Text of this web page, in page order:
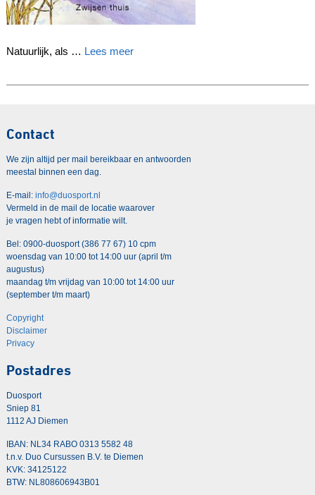
Natuurlijk, als … Lees meer
Contact
We zijn altijd per mail bereikbaar en antwoorden
meestal binnen een dag.
E-mail: info@duosport.nl
Vermeld in de mail de locatie waarover
je vragen hebt of informatie wilt.
Bel: 0900-duosport (386 77 67) 10 cpm
woensdag van 10:00 tot 14:00 uur (april t/m
augustus)
maandag t/m vrijdag van 10:00 tot 14:00 uur
(september t/m maart)
Copyright
Disclaimer
Privacy
Postadres
Duosport
Sniep 81
1112 AJ Diemen
IBAN: NL34 RABO 0313 5582 48
t.n.v. Duo Cursussen B.V. te Diemen
KVK: 34125122
BTW: NL808606943B01